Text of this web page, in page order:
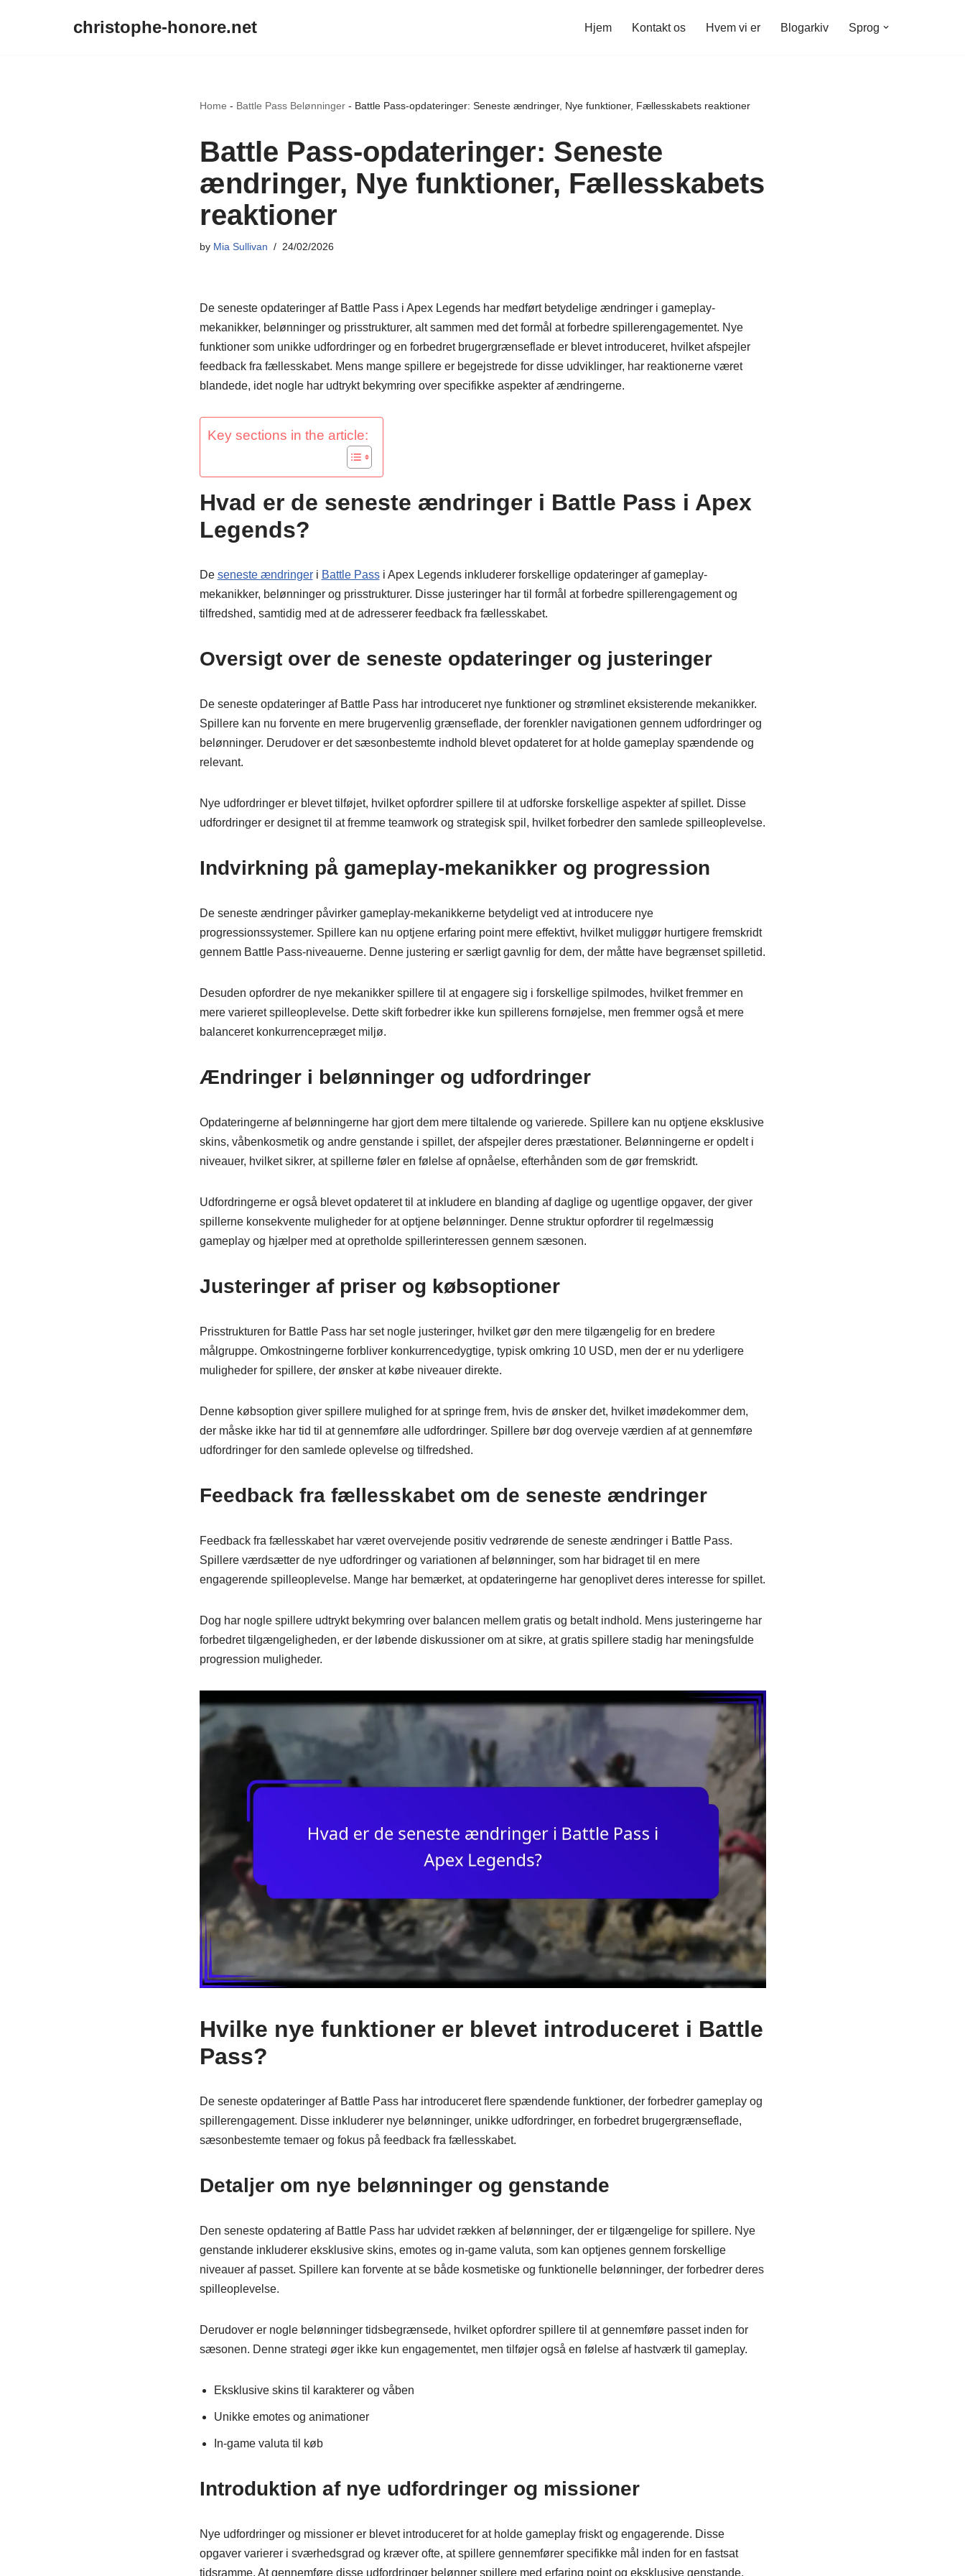
christophe-honore.net Hjem Kontakt os Hvem vi er Blogarkiv Sprog
Home - Battle Pass Belønninger- Battle Pass-opdateringer: Seneste ændringer, Nye funktioner, Fællesskabets reaktioner
Battle Pass-opdateringer: Seneste
ændringer, Nye funktioner, Fællesskabets
reaktioner
by Mia Sullivan 24/02/2026
De seneste opdateringer af Battle Pass i Apex Legends har medført betydelige ændringer i gameplay-
mekanikker, belønninger og prisstrukturer, alt sammen med det formål at forbedre spillerengagementet. Nye
funktioner som unikke udfordringer og en forbedret brugergrænseflade er blevet introduceret, hvilket afspejler
feedback fra fællesskabet. Mens mange spillere er begejstrede for disse udviklinger, har reaktionerne været
blandede, idet nogle har udtrykt bekymring over specifikke aspekter af ændringerne.
Key sections in the article:
Hvad er de seneste ændringer i Battle Pass i Apex
Legends?
De seneste ændringeri Battle Passi Apex Legends inkluderer forskellige opdateringer af gameplay-
mekanikker, belønninger og prisstrukturer. Disse justeringer har til formål at forbedre spillerengagement og
tilfredshed, samtidig med at de adresserer feedback fra fællesskabet.
Oversigt over de seneste opdateringer og justeringer
De seneste opdateringer af Battle Pass har introduceret nye funktioner og strømlinet eksisterende mekanikker.
Spillere kan nu forvente en mere brugervenlig grænseflade, der forenkler navigationen gennem udfordringer og
belønninger. Derudover er det sæsonbestemte indhold blevet opdateret for at holde gameplay spændende og
relevant.
Nye udfordringer er blevet tilføjet, hvilket opfordrer spillere til at udforske forskellige aspekter af spillet. Disse
udfordringer er designet til at fremme teamwork og strategisk spil, hvilket forbedrer den samlede spilleoplevelse.
Indvirkning på gameplay-mekanikker og progression
De seneste ændringer påvirker gameplay-mekanikkerne betydeligt ved at introducere nye
progressionssystemer. Spillere kan nu optjene erfaring point mere effektivt, hvilket muliggør hurtigere fremskridt
gennem Battle Pass-niveauerne. Denne justering er særligt gavnlig for dem, der måtte have begrænset spilletid.
Desuden opfordrer de nye mekanikker spillere til at engagere sig i forskellige spilmodes, hvilket fremmer en
mere varieret spilleoplevelse. Dette skift forbedrer ikke kun spillerens fornøjelse, men fremmer også et mere
balanceret konkurrencepræget miljø.
Ændringer i belønninger og udfordringer
Opdateringerne af belønningerne har gjort dem mere tiltalende og varierede. Spillere kan nu optjene eksklusive
skins, våbenkosmetik og andre genstande i spillet, der afspejler deres præstationer. Belønningerne er opdelt i
niveauer, hvilket sikrer, at spillerne føler en følelse af opnåelse, efterhånden som de gør fremskridt.
Udfordringerne er også blevet opdateret til at inkludere en blanding af daglige og ugentlige opgaver, der giver
spillerne konsekvente muligheder for at optjene belønninger. Denne struktur opfordrer til regelmæssig
gameplay og hjælper med at opretholde spillerinteressen gennem sæsonen.
Justeringer af priser og købsoptioner
Prisstrukturen for Battle Pass har set nogle justeringer, hvilket gør den mere tilgængelig for en bredere
målgruppe. Omkostningerne forbliver konkurrencedygtige, typisk omkring 10 USD, men der er nu yderligere
muligheder for spillere, der ønsker at købe niveauer direkte.
Denne købsoption giver spillere mulighed for at springe frem, hvis de ønsker det, hvilket imødekommer dem,
der måske ikke har tid til at gennemføre alle udfordringer. Spillere bør dog overveje værdien af at gennemføre
udfordringer for den samlede oplevelse og tilfredshed.
Feedback fra fællesskabet om de seneste ændringer
Feedback fra fællesskabet har været overvejende positiv vedrørende de seneste ændringer i Battle Pass.
Spillere værdsætter de nye udfordringer og variationen af belønninger, som har bidraget til en mere
engagerende spilleoplevelse. Mange har bemærket, at opdateringerne har genoplivet deres interesse for spillet.
Dog har nogle spillere udtrykt bekymring over balancen mellem gratis og betalt indhold. Mens justeringerne har
forbedret tilgængeligheden, er der løbende diskussioner om at sikre, at gratis spillere stadig har meningsfulde
progression muligheder.
Hvilke nye funktioner er blevet introduceret i Battle
Pass?
De seneste opdateringer af Battle Pass har introduceret flere spændende funktioner, der forbedrer gameplay og
spillerengagement. Disse inkluderer nye belønninger, unikke udfordringer, en forbedret brugergrænseflade,
sæsonbestemte temaer og fokus på feedback fra fællesskabet.
Detaljer om nye belønninger og genstande
Den seneste opdatering af Battle Pass har udvidet rækken af belønninger, der er tilgængelige for spillere. Nye
genstande inkluderer eksklusive skins, emotes og in-game valuta, som kan optjenes gennem forskellige
niveauer af passet. Spillere kan forvente at se både kosmetiske og funktionelle belønninger, der forbedrer deres
spilleoplevelse.
Derudover er nogle belønninger tidsbegrænsede, hvilket opfordrer spillere til at gennemføre passet inden for
sæsonen. Denne strategi øger ikke kun engagementet, men tilføjer også en følelse af hastværk til gameplay.
Eksklusive skins til karakterer og våben
Unikke emotes og animationer
In-game valuta til køb
Introduktion af nye udfordringer og missioner
Nye udfordringer og missioner er blevet introduceret for at holde gameplay friskt og engagerende. Disse
opgaver varierer i sværhedsgrad og kræver ofte, at spillere gennemfører specifikke mål inden for en fastsat
tidsramme. At gennemføre disse udfordringer belønner spillere med erfaring point og eksklusive genstande.